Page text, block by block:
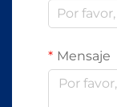
Mensaje